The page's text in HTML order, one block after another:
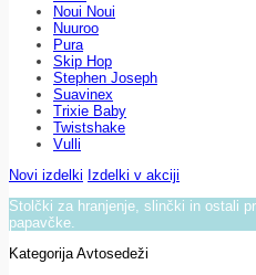
Noui Noui
Nuuroo
Pura
Skip Hop
Stephen Joseph
Suavinex
Trixie Baby
Twistshake
Vulli
Novi izdelki Izdelki v akciji
Stolčki za hranjenje, slinčki in ostali
papavčke.
Kategorija Avtosedeži